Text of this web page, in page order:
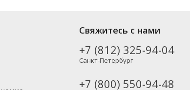
производителей, включая новинки. Вы можете
в Москву и другие регионы России – партнерской
Свяжитесь с нами
+7 (812) 325-94-04
Санкт-Петербург
+7 (800) 550-94-48